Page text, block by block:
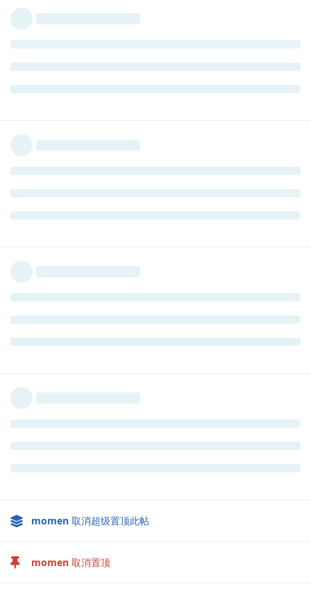
momen 取消超级置顶此帖
momen 取消置顶